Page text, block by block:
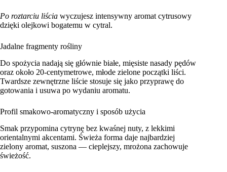
Po roztarciu liścia wyczujesz intensywny aromat cytrusowy
dzięki olejkowi bogatemu w cytral.
Jadalne fragmenty rośliny
Do spożycia nadają się głównie białe, mięsiste nasady pędów
oraz około 20‑centymetrowe, młode zielone początki liści.
Twardsze zewnętrzne liście stosuje się jako przyprawę do
gotowania i usuwa po wydaniu aromatu.
Profil smakowo‑aromatyczny i sposób użycia
Smak przypomina cytrynę bez kwaśnej nuty, z lekkimi
orientalnymi akcentami. Świeża forma daje najbardziej
zielony aromat, suszona — cieplejszy, mrożona zachowuje
świeżość.